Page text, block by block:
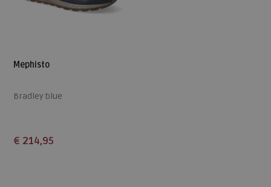
Mephisto
Bradley blue
€ 214,95